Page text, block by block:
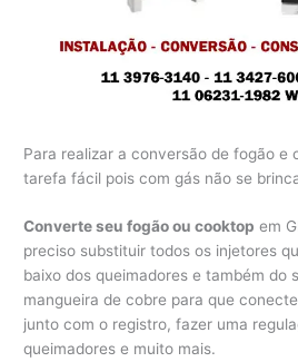
Para realizar a conversão de fogão e
tarefa fácil pois com gás não se
Converte seu fogão ou cooktop em
preciso substituir todos os injetores
baixo dos queimadores e também do
mangueira de cobre para que
junto com o registro, fazer uma
queimadores e muito mais.